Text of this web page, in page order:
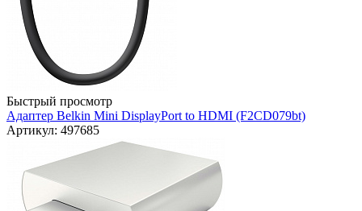
Быстрый просмотр
Адаптер Belkin Mini DisplayPort to HDMI (F2CD079bt)
Артикул: 497685